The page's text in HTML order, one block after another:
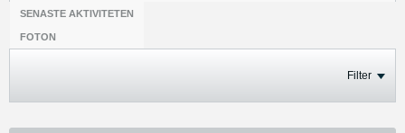
SENASTE AKTIVITETEN
FOTON
Filter